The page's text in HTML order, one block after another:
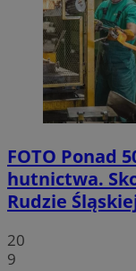
FOTO Ponad
hutnictwa.
Rudzie
20
9